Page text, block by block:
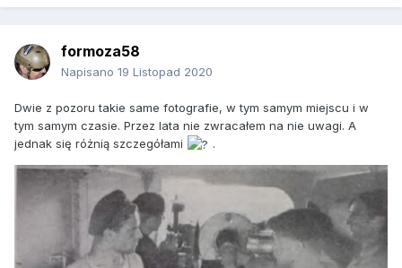
formoza58
Napisano 19 Listopad 2020
Dwie z pozoru takie same fotografie, w tym samym miejscu i w
tym samym czasie. Przez lata nie zwracałem na nie uwagi. A
jednak się różnią szczegółami
.